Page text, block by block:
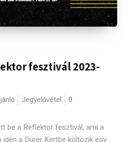
fesztivál 2023-
Jegyelővétel
0
be a Reflektor fesztivál, ami a
idén a Dürer Kertbe költözik egy